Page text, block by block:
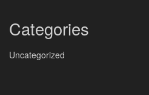
Categories
Uncategorized